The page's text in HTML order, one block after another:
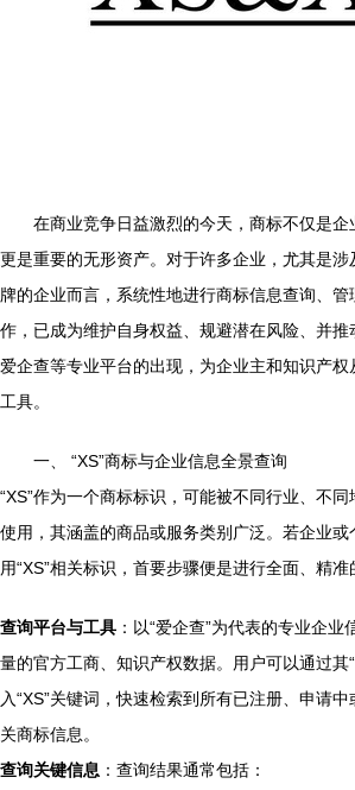
在商业竞争日益激烈的今天，商标不仅是企
更是重要的无形资产。对于许多企业，尤其是涉
牌的企业而言，系统性地进行商标信息查询、
作，已成为维护自身权益、规避潜在风险、并推
爱企查等专业平台的出现，为企业主和知识产
工具。
一、 “XS”商标与企业信息全景查询
“XS”作为一个商标标识，可能被不同行业、不
使用，其涵盖的商品或服务类别广泛。若企业
用“XS”相关标识，首要步骤便是进行全面、精准
查询平台与工具 ：以“爱企查”为代表的专业企
量的官方工商、知识产权数据。用户可以通过其
入“XS”关键词，快速检索到所有已注册、申请中
关商标信息。
查询关键信息 ：查询结果通常包括：